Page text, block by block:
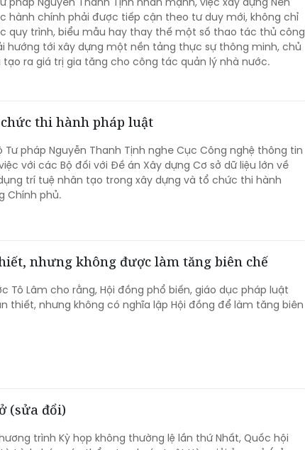
hành chính phải được tiếp cận theo tư duy mới, không chỉ
quy trình, biểu mẫu hay thay thế một số thao tác thủ công
hướng tới xây dựng một nền tảng thực sự thông minh, chủ
tạo ra giá trị gia tăng cho công tác quản lý nhà nước.
thi hành pháp luật
pháp Nguyễn Thanh Tịnh nghe Cục Công nghệ thông tin
với các Bộ đối với Đề án Xây dựng Cơ sở dữ liệu lớn về
trí tuệ nhân tạo trong xây dựng và tổ chức thi hành
Chính phủ.
nhưng không được làm tăng biên chế
Tô Lâm cho rằng, Hội đồng phổ biến, giáo dục pháp luật
thiết, nhưng không có nghĩa lập Hội đồng để làm tăng biên
(sửa đổi)
trình Kỳ họp không thường lệ lần thứ Nhất, Quốc hội